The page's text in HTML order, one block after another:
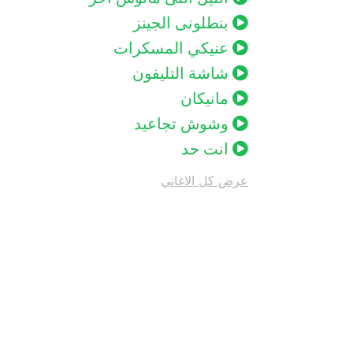
بنطلونى الجينز
عنيكي المسكرات
شاشة التليفون
مانيكان
وشوش تجاعيد
انت حد
عرض كل الاغاني